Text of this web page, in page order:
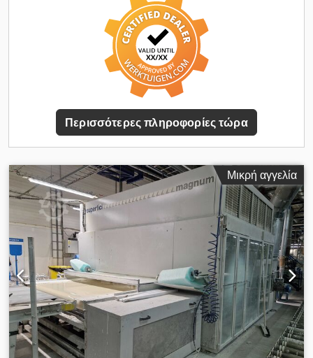
Venjakob spray booth – equipped with 8 spray guns.
8,9,10,11,12 – Drying tunnel with mechanical top air supply
via nozzles, temperature and airflow control possible in 3
zones. 13,14 – UV lamp with conveyor – two lamps set at an
angle to the workpieces, also curing the edges. 15 – 4-shaft
brushing machine, height and speed individually
adjustable for each shaft. 16 – Intermediate sanding
outfeed table 17 – Light dust cleaning unit (air blower) for
surface dust removal Dodpfjy Sn Srjx Agkjck 18 – Venjakob
spray booth – features a single circuit, with the option to
(spare rack included) and switching the pump (two pumps
included in the set). 19 – Roller conveyor, feeding prepared
batches to the dryer via photocells 20 – 14-shelf drying
chamber 22 – Outfeed table with two speed settings
depending on the discharge speed from the painting line.
Περισσότερες πληροφορίες τώρα
Μικρή αγγελία